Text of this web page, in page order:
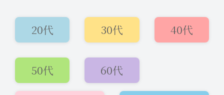
2026年5月20日
10:20
20代 30代 40代
50代 60代